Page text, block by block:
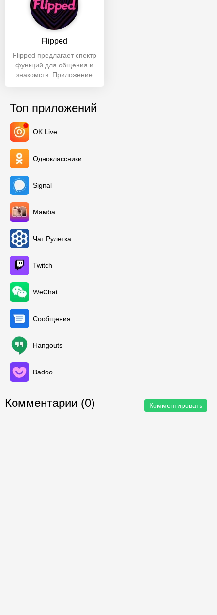
Flipped
Flipped предлагает спектр
функций для общения и
знакомств. Приложение
Топ приложений
OK Live
Одноклассники
Signal
Мамба
Чат Рулетка
Twitch
WeChat
Сообщения
Hangouts
Badoo
Комментарии (0) Комментировать